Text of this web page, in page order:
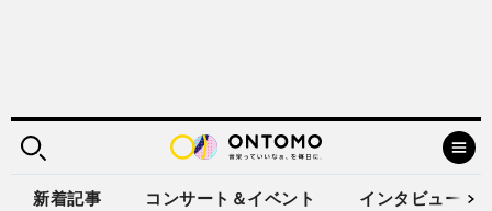
新着記事 コンサート＆イベント インタビュー